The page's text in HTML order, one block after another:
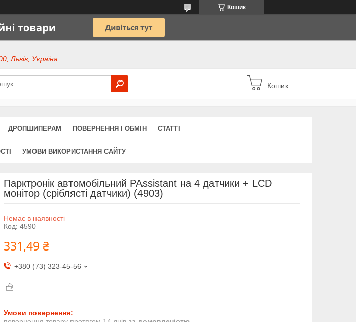
Кошик
Львів, Україна
Кошик
ДРОПШИПЕРАМ ПОВЕРНЕННЯ І ОБМІН СТАТТІ
УМОВИ ВИКОРИСТАННЯ САЙТУ
Парктронік автомобільний PAssistant на 4 датчики + LCD
монітор (сріблясті датчики) (4903)
Немає в наявності
Код: 4590
331,49 ₴
+380 (73) 323-45-56